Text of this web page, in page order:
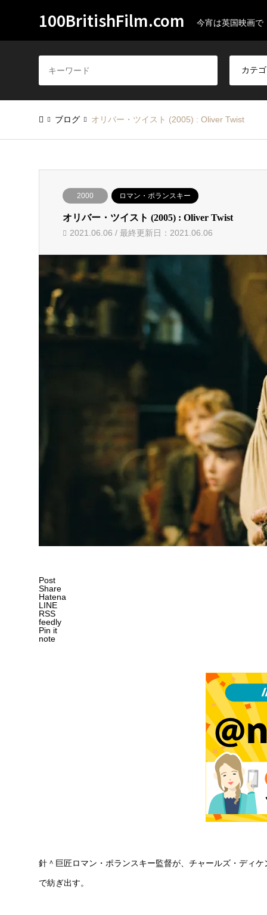
100BritishFilm.com 今宵は英国映画で
ブログ オリバー・ツイスト (2005) : Oliver Twist
2000 ロマン・ポランスキー
オリバー・ツイスト (2005) : Oliver Twist
2021.06.06 / 最終更新日：2021.06.06
Post
Share
Hatena
LINE
RSS
feedly
Pin it
note
針＾巨匠ロマン・ポランスキー監督が、チャールズ・ディ
で紡ぎ出す。